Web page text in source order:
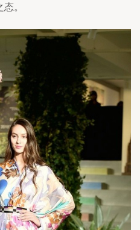
。